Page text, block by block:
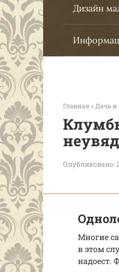
Дизайн
Главная » Дача и
Опубликовано:
Многие
в этом
надоест.